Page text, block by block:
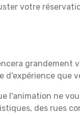
votre
grandement
d'expérience que
l'animation ne
des rues